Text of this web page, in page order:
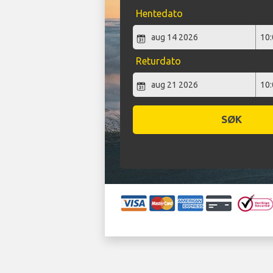
Hentedato
Returdato
SØK